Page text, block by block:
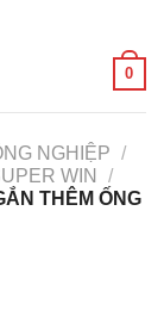
0
NGHIỆP /
WIN
/
THÊM ỐNG